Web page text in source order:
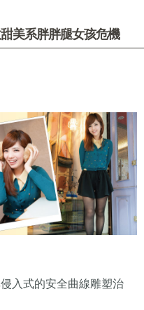
美系胖胖腿女孩危機
入式的安全曲線雕塑治